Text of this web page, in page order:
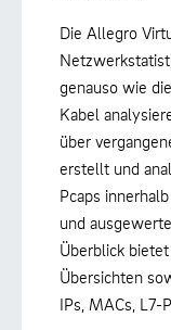
Die Allegro
genauso wie
Kabel
über
erstellt und
Pcaps
und
Überblick
Übersichten
IPs, MACs, L7-